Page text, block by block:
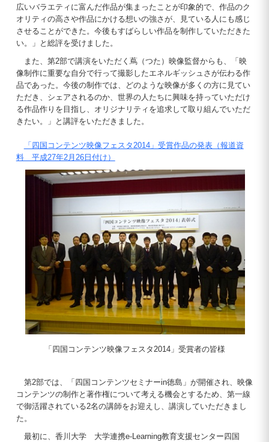
広いバラエティに富んだ作品が集まったことが印象的で、作品のク
オリティの高さや作品にかける想いの強さが、見ている人にも感じ
させることができた。今後もすばらしい作品を制作していただきた
い。」と総評を受けました。
また、第2部で講演をいただく蔦（つた）映像監督からも、「映
像制作に重要な自分で行って撮影したエネルギッシュさが伝わる作
品であった。今後の制作では、どのような映像が多くの方に見てい
ただき、シェアされるのか、世界の人たちに興味を持っていただけ
る作品作りを目指し、オリジナリティを追求して取り組んでいただ
きたい。」と講評をいただきました。
「四国コンテンツ映像フェスタ2014」受賞作品の発表（報道資
料 平成27年2月26日付け）
「四国コンテンツ映像フェスタ2014」受賞者の皆様
第2部では、「四国コンテンツセミナーin徳島」が開催され、映像
コンテンツの制作と著作権について考える機会とするため、第一線
で御活躍されている2名の講師をお迎えし、講演していただきまし
た。
最初に、香川大学 大学連携e-Learning教育支援センター四国